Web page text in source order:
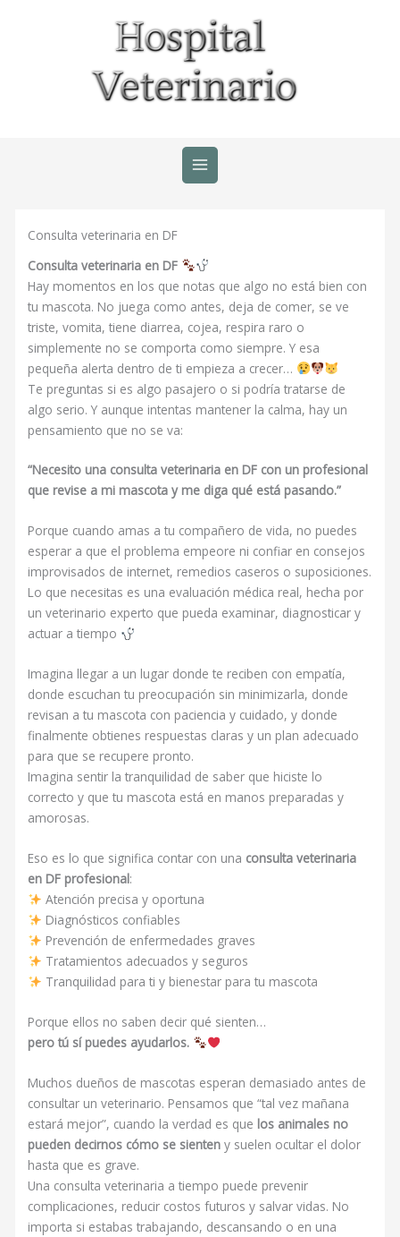
Consulta veterinaria en DF
Consulta veterinaria en DF
Hay momentos en los que notas que algo no está bien con
tu mascota. No juega como antes, deja de comer, se ve
triste, vomita, tiene diarrea, cojea, respira raro o
simplemente no se comporta como siempre. Y esa
pequeña alerta dentro de ti empieza a crecer…
Te preguntas si es algo pasajero o si podría tratarse de
algo serio. Y aunque intentas mantener la calma, hay un
pensamiento que no se va:
“Necesito una consulta veterinaria en DF con un profesional
que revise a mi mascota y me diga qué está pasando.”
Porque cuando amas a tu compañero de vida, no puedes
esperar a que el problema empeore ni confiar en consejos
improvisados de internet, remedios caseros o suposiciones.
Lo que necesitas es una evaluación médica real, hecha por
un veterinario experto que pueda examinar, diagnosticar y
actuar a tiempo
Imagina llegar a un lugar donde te reciben con empatía,
donde escuchan tu preocupación sin minimizarla, donde
revisan a tu mascota con paciencia y cuidado, y donde
finalmente obtienes respuestas claras y un plan adecuado
para que se recupere pronto.
Imagina sentir la tranquilidad de saber que hiciste lo
correcto y que tu mascota está en manos preparadas y
amorosas.
Eso es lo que significa contar con una consulta veterinaria
en DF profesional:
Atención precisa y oportuna
Diagnósticos confiables
Prevención de enfermedades graves
Tratamientos adecuados y seguros
Tranquilidad para ti y bienestar para tu mascota
Porque ellos no saben decir qué sienten…
pero tú sí puedes ayudarlos.
Muchos dueños de mascotas esperan demasiado antes de
consultar un veterinario. Pensamos que “tal vez mañana
estará mejor”, cuando la verdad es que los animales no
pueden decirnos cómo se sienten y suelen ocultar el dolor
hasta que es grave.
Una consulta veterinaria a tiempo puede prevenir
complicaciones, reducir costos futuros y salvar vidas. No
importa si estabas trabajando, descansando o en una